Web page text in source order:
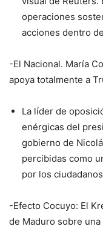
operaciones
acciones dentro
-El Nacional. María
apoya totalmente a
La líder de
enérgicas del
gobierno de
percibidas como
por los ciudadanos
-Efecto Cocuyo: El
de Maduro sobre